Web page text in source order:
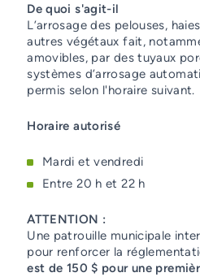
De quoi s'agit-il
L’arrosage des pelouses,
autres végétaux fait,
amovibles, par des tuyaux
systèmes d’arrosage
permis selon l'horaire suivant.
Horaire autorisé
Mardi et vendredi
Entre 20 h et 22 h
ATTENTION :
Une patrouille municipale
pour renforcer la
est de 150 $ pour une